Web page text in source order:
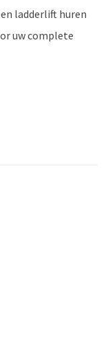
ladderlift huren
uw complete